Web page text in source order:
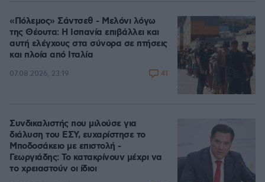
«Πόλεμος» Σάντσεθ - Μελόνι λόγω
της Θέουτα: Η Ισπανία επιβάλλει και
αυτή ελέγχους στα σύνορα σε πτήσεις
και πλοία από Ιταλία
07.08.2026, 23:19 41
Συνδικαλιστής που μιλούσε για
διάλυση του ΕΣΥ, ευχαρίστησε το
Μποδοσάκειο με επιστολή -
Γεωργιάδης: Το κατακρίνουν μέχρι να
το χρειαστούν οι ίδιοι